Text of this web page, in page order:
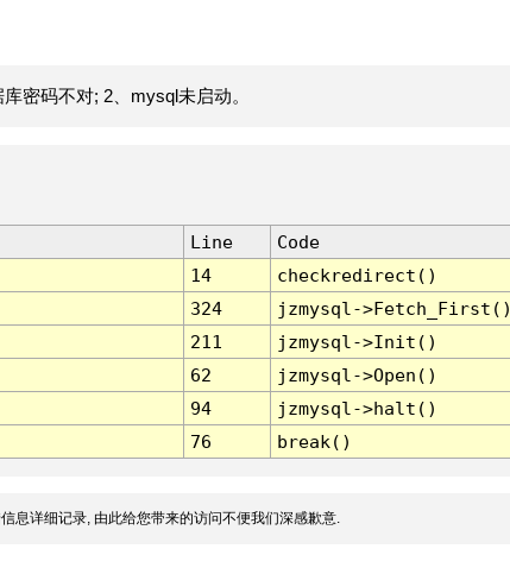
密码不对; 2、mysql未启动。
Line
Code
14
checkredirect()
324
jzmysql-
211
jzmysql->Init()
62
jzmysql->Open()
94
jzmysql->halt()
76 break()
息详细记录, 由此给您带来的访问不便我们深感歉意.